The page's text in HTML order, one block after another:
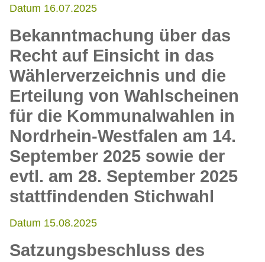
Datum 16.07.2025
Bekanntmachung über das
Recht auf Einsicht in das
Wählerverzeichnis und die
Erteilung von Wahlscheinen
für die Kommunalwahlen in
Nordrhein-Westfalen am 14.
September 2025 sowie der
evtl. am 28. September 2025
stattfindenden Stichwahl
Datum 15.08.2025
Satzungsbeschluss des